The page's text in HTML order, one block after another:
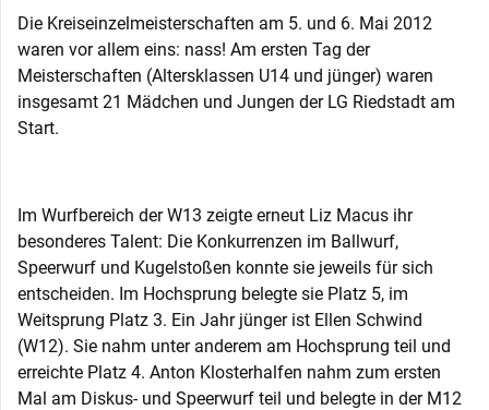
Die Kreiseinzelmeisterschaften am 5. und 6. Mai 2012
waren vor allem eins: nass! Am ersten Tag der
Meisterschaften (Altersklassen U14 und jünger) waren
insgesamt 21 Mädchen und Jungen der LG Riedstadt am
Start.
Im Wurfbereich der W13 zeigte erneut Liz Macus ihr
besonderes Talent: Die Konkurrenzen im Ballwurf,
Speerwurf und Kugelstoßen konnte sie jeweils für sich
entscheiden. Im Hochsprung belegte sie Platz 5, im
Weitsprung Platz 3. Ein Jahr jünger ist Ellen Schwind
(W12). Sie nahm unter anderem am Hochsprung teil und
erreichte Platz 4. Anton Klosterhalfen nahm zum ersten
Mal am Diskus- und Speerwurf teil und belegte in der M12